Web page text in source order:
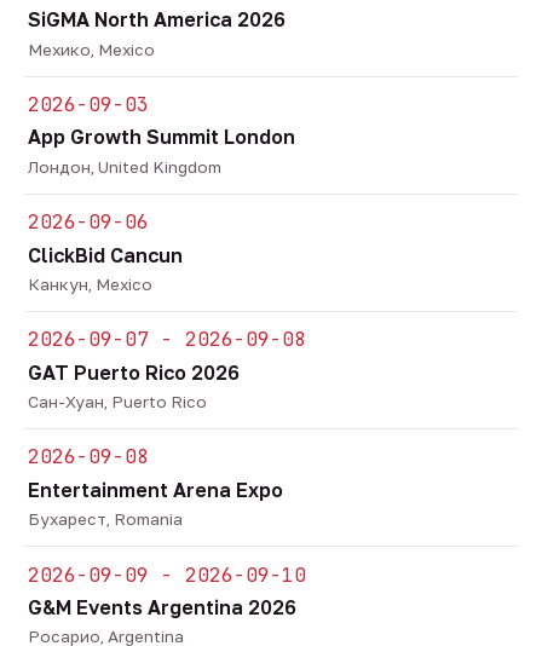
SiGMA North America 2026
Мехико, Mexico
2026-09-03
App Growth Summit London
Лондон, United Kingdom
2026-09-06
ClickBid Cancun
Канкун, Mexico
2026-09-07 - 2026-09-08
GAT Puerto Rico 2026
Сан-Хуан, Puerto Rico
2026-09-08
Entertainment Arena Expo
Бухарест, Romania
2026-09-09 - 2026-09-10
G&M Events Argentina 2026
Росарио, Argentina